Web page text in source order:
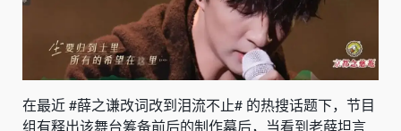
在最近 #薛之谦改词改到泪流不止# 的热搜话题下，节目
组有释出该舞台筹备前后的制作幕后，当看到老薛坦言